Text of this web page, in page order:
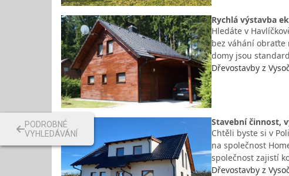
Rychlá výstavba
Hledáte v
bez váhání obraťte
domy jsou
Dřevostavby z
Stavební činnost,
Chtěli byste si v
na společnost
společnost zajistí
Dřevostavby z
PODROBNÉ
VYHLEDÁVÁNÍ